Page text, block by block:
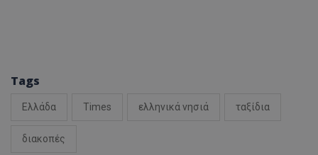
Tags
Ελλάδα Times ελληνικά νησιά ταξίδια
διακοπές